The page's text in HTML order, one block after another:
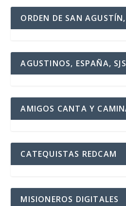
ORDEN DE SAN
AGUSTINOS, ESPAÑA, SJS
AMIGOS CANTA Y
CATEQUISTAS REDCAM
MISIONEROS DIGITALES